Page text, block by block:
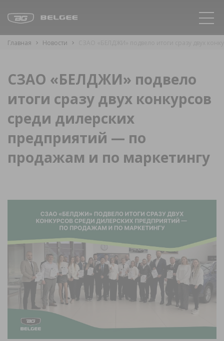
Главная Новости
СЗАО «БЕЛДЖИ» подвело
итоги сразу двух конкурсов
среди дилерских
предприятий — по
продажам и по маркетингу